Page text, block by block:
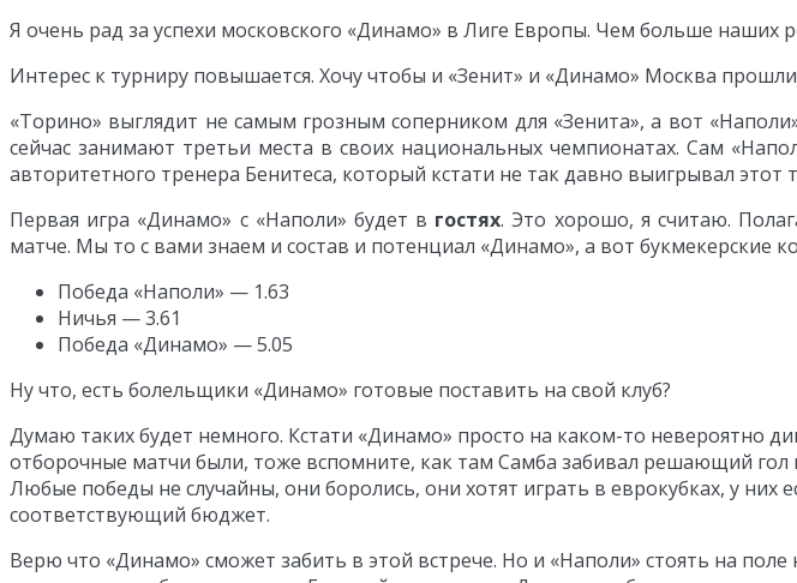
Я очень рад за успехи московского «Динамо» в Лиге Европы. Чем больше наших
Интерес к турниру повышается. Хочу чтобы и «Зенит» и «Динамо» Москва
«Торино» выглядит не самым грозным соперником для «Зенита», а вот
сейчас занимают третьи места в своих национальных чемпионатах. Сам
авторитетного тренера Бенитеса, который кстати не так давно выигрывал этот
Первая игра «Динамо» с «Наполи» будет в гостях. Это хорошо, я считаю.
матче. Мы то с вами знаем и состав и потенциал «Динамо», а вот букмекерские
Победа «Наполи» — 1.63
Ничья — 3.61
Победа «Динамо» — 5.05
Ну что, есть болельщики «Динамо» готовые поставить на свой клуб?
Думаю таких будет немного. Кстати «Динамо» просто на каком-то невероятно
отборочные матчи были, тоже вспомните, как там Самба забивал решающий гол
Любые победы не случайны, они боролись, они хотят играть в еврокубках, у них
соответствующий бюджет.
Верю что «Динамо» сможет забить в этой встрече. Но и «Наполи» стоять на поле